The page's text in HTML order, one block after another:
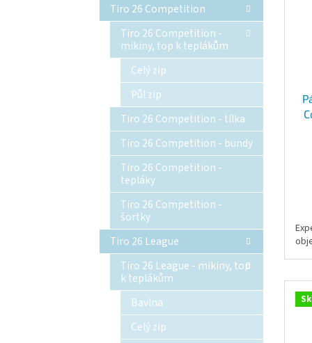
Tiro 26 Competition
Tiro 26 Competition -
mikiny, top k teplákům
Celý zip
Půl zip
Tiro 26 Competition - tílka
Tiro 26 Competition - bundy
Tiro 26 Competition -
tepláky
Tiro 26 Competition -
šortky
Tiro 26 League
Tiro 26 League - mikiny, top
k teplákům
Bavlna
Celý zip